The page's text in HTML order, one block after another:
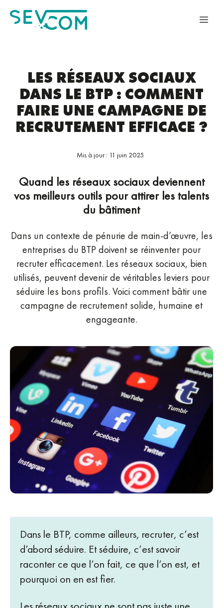
LES RÉSEAUX SOCIAUX
DANS LE BTP : COMMENT
FAIRE UNE CAMPAGNE DE
RECRUTEMENT EFFICACE ?
Mis à jour : 11 juin 2025
Quand les réseaux sociaux deviennent
vos meilleurs outils pour attirer les talents
du bâtiment
Dans un contexte de pénurie de main-d’œuvre, les
entreprises du BTP doivent se réinventer pour
recruter efficacement. Les réseaux sociaux, bien
utilisés, peuvent devenir de véritables leviers pour
séduire les bons profils. Voici comment bâtir une
campagne de recrutement solide, humaine et
engageante.
Dans le BTP, comme ailleurs, recruter, c’est
d’abord séduire. Et séduire, c’est savoir
raconter ce que l’on fait, ce que l’on est, et
pourquoi on en est fier.